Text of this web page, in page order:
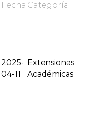
Fecha Categoría
2025-
04-11
Extensiones
Académicas